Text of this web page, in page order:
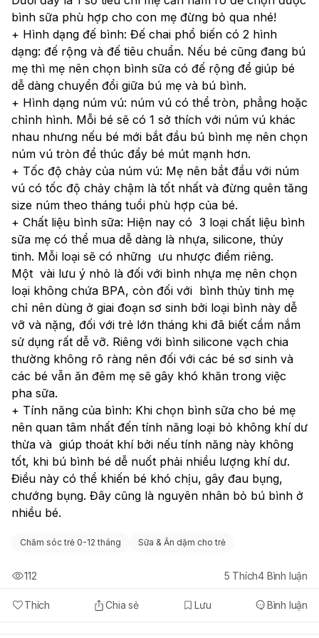
bình sữa phù hợp cho con mẹ đừng bỏ qua nhé!
+ Hình dạng đế bình: Đế chai phổ biến có 2 hình
dạng: đế rộng và đế tiêu chuẩn. Nếu bé cũng đang bú
mẹ thì mẹ nên chọn bình sữa có đế rộng để giúp bé
dễ dàng chuyển đổi giữa bú mẹ và bú bình.
+ Hình dạng núm vú: núm vú có thể tròn, phẳng hoặc
chỉnh hình. Mỗi bé sẽ có 1 sở thích với núm vú khác
nhau nhưng nếu bé mới bắt đầu bú bình mẹ nên chọn
núm vú tròn để thúc đẩy bé mút mạnh hơn.
+ Tốc độ chảy của núm vú: Mẹ nên bắt đầu với núm
vú có tốc độ chảy chậm là tốt nhất và đừng quên tăng
size núm theo tháng tuổi phù hợp của bé.
+ Chất liệu bình sữa: Hiện nay có  3 loại chất liệu bình
sữa mẹ có thể mua dễ dàng là nhựa, silicone, thủy
tinh. Mỗi loại sẽ có những  ưu nhược điểm riêng.
Một  vài lưu ý nhỏ là đối với bình nhựa mẹ nên chọn
loại không chứa BPA, còn đối với  bình thủy tinh mẹ
chỉ nên dùng ở giai đoạn sơ sinh bởi loại bình này dễ
vỡ và nặng, đối với trẻ lớn tháng khi đã biết cầm nắm
sử dụng rất dễ vỡ. Riêng với bình silicone vạch chia
thường không rõ ràng nên đối với các bé sơ sinh và
các bé vẫn ăn đêm mẹ sẽ gây khó khăn trong việc
pha sữa.
+ Tính năng của bình: Khi chọn bình sữa cho bé mẹ
nên quan tâm nhất đến tính năng loại bỏ không khí dư
thừa và  giúp thoát khí bởi nếu tính năng này không
tốt, khi bú bình bé dễ nuốt phải nhiều lượng khí dư.
Điều này có thể khiến bé khó chịu, gây đau bụng,
chướng bụng. Đây cũng là nguyên nhân bỏ bú bình ở
nhiều bé.
Chăm sóc trẻ 0-12 tháng Sữa & Ăn dặm cho trẻ
Thích Chia sẻ Lưu Bình luận
112 5 Thích4 Bình luận